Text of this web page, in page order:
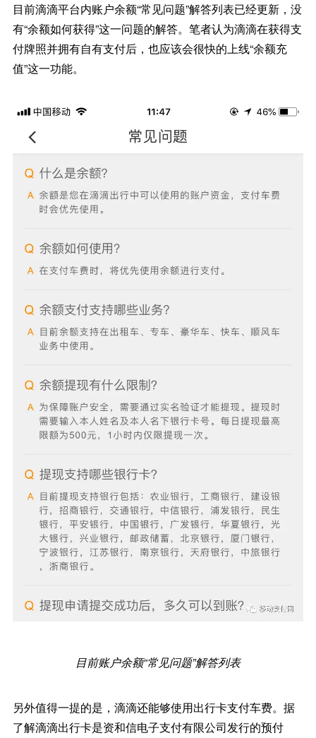
目前滴滴平台内账户余额“常见问题”解答列表已经更新，没
有“余额如何获得”这一问题的解答。笔者认为滴滴在获得支
付牌照并拥有自有支付后，也应该会很快的上线“余额充
值”这一功能。
目前账户余额“常见问题”解答列表
另外值得一提的是，滴滴还能够使用出行卡支付车费。据
了解滴滴出行卡是资和信电子支付有限公司发行的预付